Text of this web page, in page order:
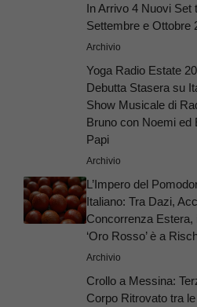
In Arrivo 4 Nuovi Set
Settembre e Ottobre
Archivio
Yoga Radio Estate
Debutta Stasera su
Show Musicale di
Bruno con Noemi ed
Papi
Archivio
L’Impero del
Italiano: Tra Dazi,
Concorrenza Estera,
‘Oro Rosso’ è a
Archivio
Crollo a Messina:
Corpo Ritrovato tra le